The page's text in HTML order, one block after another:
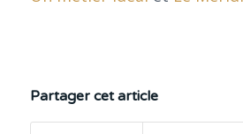
Partager cet article